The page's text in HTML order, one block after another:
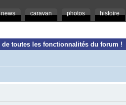
news caravan photos histoire
toutes les fonctionnalités du forum !